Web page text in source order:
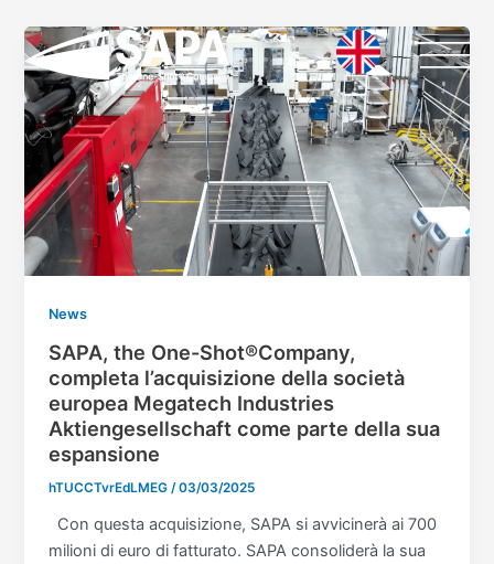
contenuto
News
SAPA, the One-Shot®Company,
completa l’acquisizione della società
europea Megatech Industries
Aktiengesellschaft come parte della sua
espansione
hTUCCTvrEdLMEG/03/03/2025
Con questa acquisizione, SAPA si avvicinerà ai 700
milioni di euro di fatturato. SAPA consoliderà la sua
articoli